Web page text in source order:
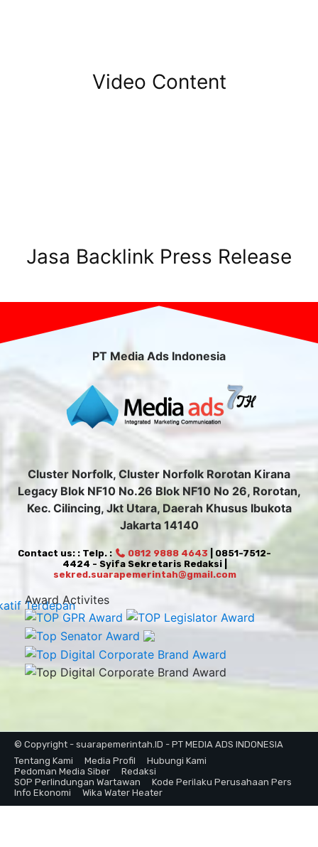
Video Content
Jasa Backlink Press Release
PT Media Ads Indonesia
Cluster Norfolk, Cluster Norfolk Rorotan Kirana
Legacy Blok NF10 No.26 Blok NF10 No 26, Rorotan,
Kec. Cilincing, Jkt Utara, Daerah Khusus Ibukota
Jakarta 14140
Contact us: : Telp. : 0812 9888 4643 | 0851-7512-
4424 - Syifa Sekretaris Redaksi |
sekred.suarapemerintah@gmail.com
Award Activites
© Copyright - suarapemerintah.ID - PT MEDIA ADS INDONESIA
Tentang Kami
Media Profil
Hubungi Kami
Pedoman Media Siber
Redaksi
SOP Perlindungan Wartawan
Kode Perilaku Perusahaan Pers
Info Ekonomi
Wika Water Heater